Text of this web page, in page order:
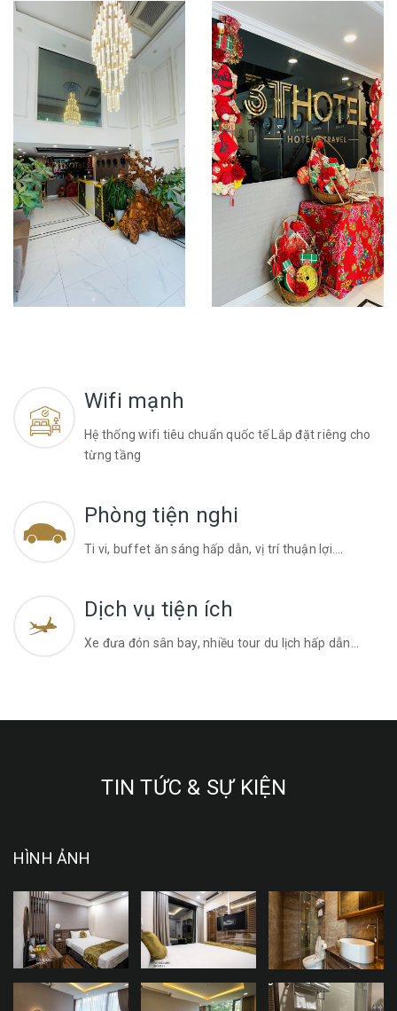
Wifi mạnh
Hệ thống wifi tiêu chuẩn quốc tế Lắp đặt riêng cho
từng tầng
Phòng tiện nghi
Ti vi, buffet ăn sáng hấp dẫn, vị trí thuận lợi….
Dịch vụ tiện ích
Xe đưa đón sân bay, nhiều tour du lịch hấp dẫn…
TIN TỨC & SỰ KIỆN
HÌNH ẢNH